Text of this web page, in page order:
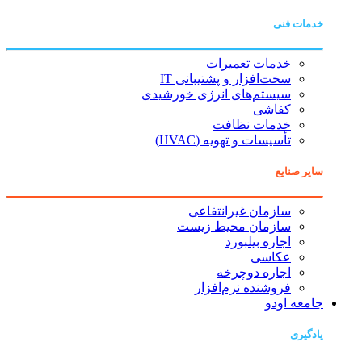
خدمات فنی
خدمات تعمیرات
سخت‌افزار و پشتیبانی IT
سیستم‌های انرژی خورشیدی
کفاشی
خدمات نظافت
تأسیسات و تهویه (HVAC)
سایر صنایع
سازمان غیرانتفاعی
سازمان محیط زیست
اجاره بیلبورد
عکاسی
اجاره دوچرخه
فروشنده نرم‌افزار
جامعه اودو
یادگیری